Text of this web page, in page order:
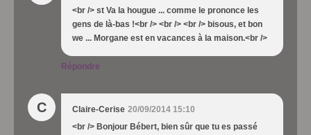
<br /> st Va la hougue ... comme le prononce les
gens de là-bas !<br /> <br /> <br /> bisous, et bon
we ... Morgane est en vacances à la maison.<br />
Répondre
C Claire-Cerise 20/09/2014 15:10
<br /> Bonjour Bébert, bien sûr que tu es passé